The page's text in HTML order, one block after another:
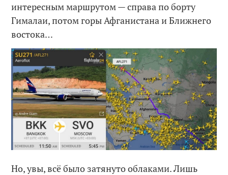
интересным маршрутом — справа по борту
Гималаи, потом горы Афганистана и Ближнего
востока…
Но, увы, всё было затянуто облаками. Лишь